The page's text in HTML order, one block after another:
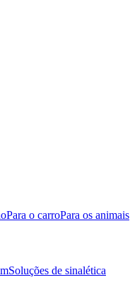
Para o carroPara os animais
Soluções de sinalética